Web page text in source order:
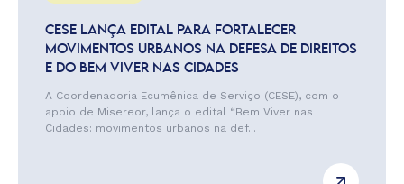
CESE LANÇA EDITAL PARA FORTALECER
MOVIMENTOS URBANOS NA DEFESA DE DIREITOS
E DO BEM VIVER NAS CIDADES
A Coordenadoria Ecumênica de Serviço (CESE), com o
apoio de Misereor, lança o edital “Bem Viver nas
Cidades: movimentos urbanos na def...